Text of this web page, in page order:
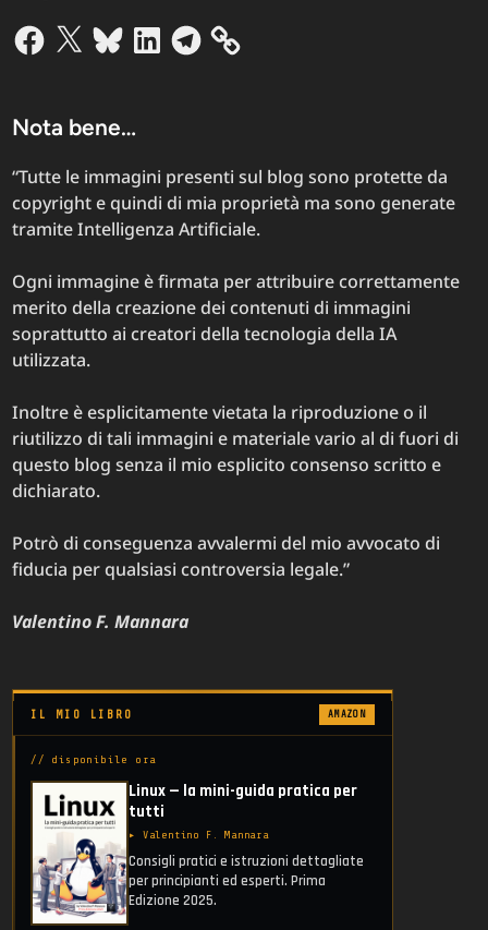
Facebook
X BlueskyLinkedInTelegram
Nota bene…
“Tutte le immagini presenti sul blog sono protette da
copyright e quindi di mia proprietà ma sono generate
tramite Intelligenza Artificiale.
Ogni immagine è firmata per attribuire correttamente
merito della creazione dei contenuti di immagini
soprattutto ai creatori della tecnologia della IA
utilizzata.
Inoltre è esplicitamente vietata la riproduzione o il
riutilizzo di tali immagini e materiale vario al di fuori di
questo blog senza il mio esplicito consenso scritto e
dichiarato.
Potrò di conseguenza avvalermi del mio avvocato di
fiducia per qualsiasi controversia legale.”
Valentino F. Mannara
IL MIO LIBRO AMAZON
// disponibile ora
Linux — la mini-guida pratica per
tutti
▸ Valentino F. Mannara
Consigli pratici e istruzioni dettagliate
per principianti ed esperti. Prima
Edizione 2025.